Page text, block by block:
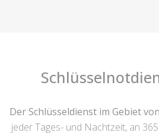
Der Schlüsseldienst im Gebiet
jeder Tages- und Nachtzeit, an